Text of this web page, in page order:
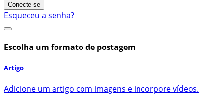
Conecte-se
Esqueceu a senha?
Escolha um formato de postagem
Artigo
Adicione um artigo com imagens e incorpore vídeos.